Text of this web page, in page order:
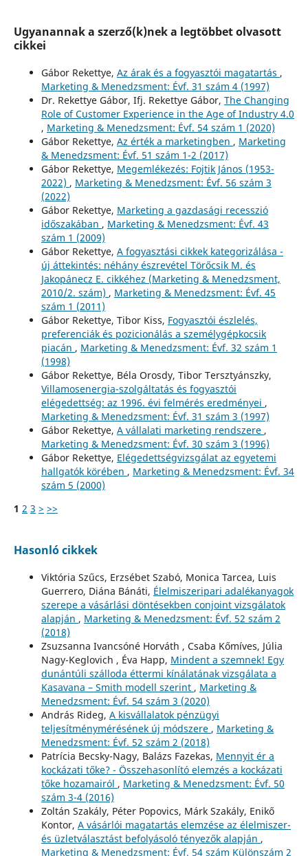
Ugyanannak a szerző(k)nek a legtöbbet olvasott
cikkei
Gábor Rekettye, Az árak és a fogyasztói magatartás ,
Marketing & Menedzsment: Évf. 31 szám 4 (1997)
Dr. Rekettye Gábor, Ifj. Rekettye Gábor, The Changing
Role of Customer Experience in the Age of Industry 4.0
, Marketing & Menedzsment: Évf. 54 szám 1 (2020)
Gábor Rekettye, Az érték a marketingben , Marketing
& Menedzsment: Évf. 51 szám 1-2 (2017)
Gábor Rekettye, Megemlékezés: Fojtik János (1953-
2022) , Marketing & Menedzsment: Évf. 56 szám 3
(2022)
Gábor Rekettye, Marketing a gazdasági recesszió
időszakában , Marketing & Menedzsment: Évf. 43
szám 1 (2009)
Gábor Rekettye, A fogyasztási cikkek kategorizálása -
új áttekintés: néhány észrevétel Törőcsik M. és
Jakopánecz E. cikkéhez (Marketing & Menedzsment,
2010/2. szám) , Marketing & Menedzsment: Évf. 45
szám 1 (2011)
Gábor Rekettye, Tibor Kiss, Fogyasztói észlelés,
preferenciák és pozicionálás a személygépkocsik
piacán , Marketing & Menedzsment: Évf. 32 szám 1
(1998)
Gábor Rekettye, Béla Orosdy, Tibor Tersztyánszky,
Villamosenergia-szolgáltatás és fogyasztói
elégedettség: az 1996. évi felmérés eredményei ,
Marketing & Menedzsment: Évf. 31 szám 3 (1997)
Gábor Rekettye, A vállalati marketing rendszere ,
Marketing & Menedzsment: Évf. 30 szám 3 (1996)
Gábor Rekettye, Elégedettségvizsgálat az egyetemi
hallgatók körében , Marketing & Menedzsment: Évf. 34
szám 5 (2000)
1 2 3 > >>
Hasonló cikkek
Viktória Szűcs, Erzsébet Szabó, Monica Tarcea, Luis
Guerrero, Diána Bánáti, Élelmiszeripari adalékanyagok
szerepe a vásárlási döntésekben conjoint vizsgálatok
alapján , Marketing & Menedzsment: Évf. 52 szám 2
(2018)
Zsuzsanna Ivancsóné Horváth , Csaba Kőmíves, Júlia
Nagy-Keglovich , Éva Happ, Mindent a szemnek! Egy
dunántúli szálloda éttermi kínálatának vizsgálata a
Kasavana – Smith modell szerint , Marketing &
Menedzsment: Évf. 54 szám 3 (2020)
András Rideg, A kisvállalatok pénzügyi
teljesítménymérésének új módszere , Marketing &
Menedzsment: Évf. 52 szám 2 (2018)
Patrícia Becsky-Nagy, Balázs Fazekas, Mennyit ér a
kockázati tőke? - Összehasonlító elemzés a kockázati
tőke hozamairól , Marketing & Menedzsment: Évf. 50
szám 3-4 (2016)
Zoltán Szakály, Péter Popovics, Márk Szakály, Enikő
Kontor, A vásárlói magatartás elemzése az élelmiszer-
és üzletválasztást befolyásoló tényezők alapján ,
Marketing & Menedzsment: Évf. 54 szám Különszám 2